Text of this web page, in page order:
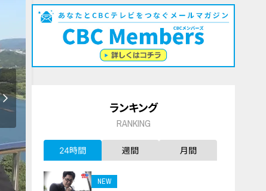
ランキング
RANKING
24時間 週間 月間
NEW